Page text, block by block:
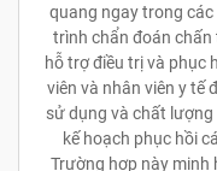
quang ngay trong
trình chẩn đoán
hỗ trợ điều trị và phục
viên và nhân viên y tế
sử dụng và chất
kế hoạch phục hồi
Trường hợp này minh